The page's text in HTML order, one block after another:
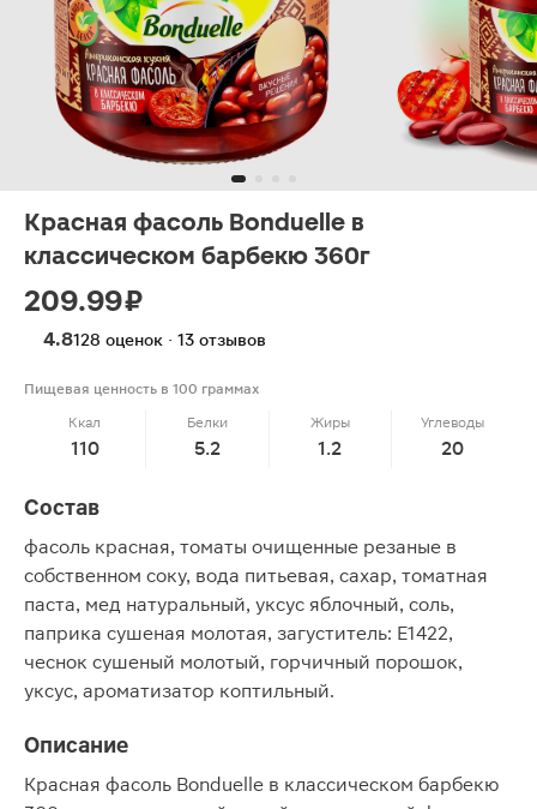
Красная фасоль Bonduelle в
классическом барбекю 360г
209.99 ₽
4.8128 оценок · 13 отзывов
Пищевая ценность в 100 граммах
Ккал
110
Белки
5.2
Жиры
1.2
Углеводы
20
Состав
фасоль красная, томаты очищенные резаные в
собственном соку, вода питьевая, сахар, томатная
паста, мед натуральный, уксус яблочный, соль,
паприка сушеная молотая, загуститель: E1422,
чеснок сушеный молотый, горчичный порошок,
уксус, ароматизатор коптильный.
Описание
Красная фасоль Bonduelle в классическом барбекю